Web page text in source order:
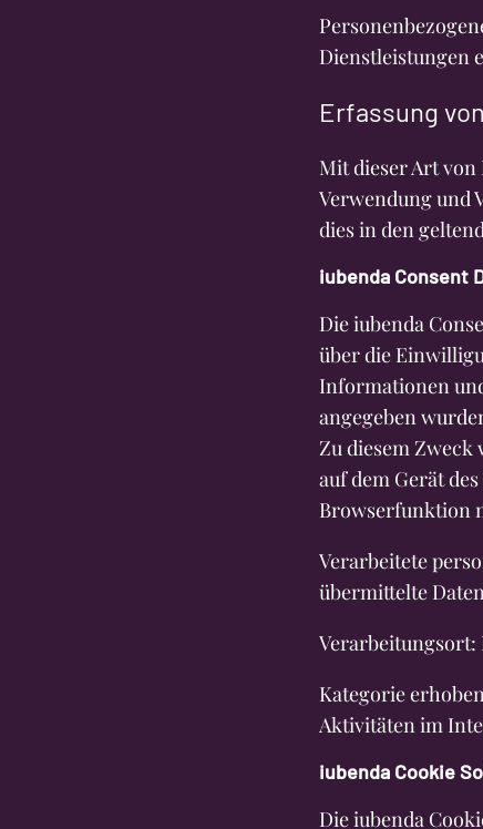
Dienstleistungen
Erfassung
Mit dieser Art von
Verwendung und
dies in den
iubenda Consent
Die iubenda
über die
Informationen
angegeben
Zu diesem
auf dem Gerät
Browserfunktion
Verarbeitete
übermittelte
Verarbeitungsort:
Kategorie
Aktivitäten im
iubenda Cookie
Die iubenda